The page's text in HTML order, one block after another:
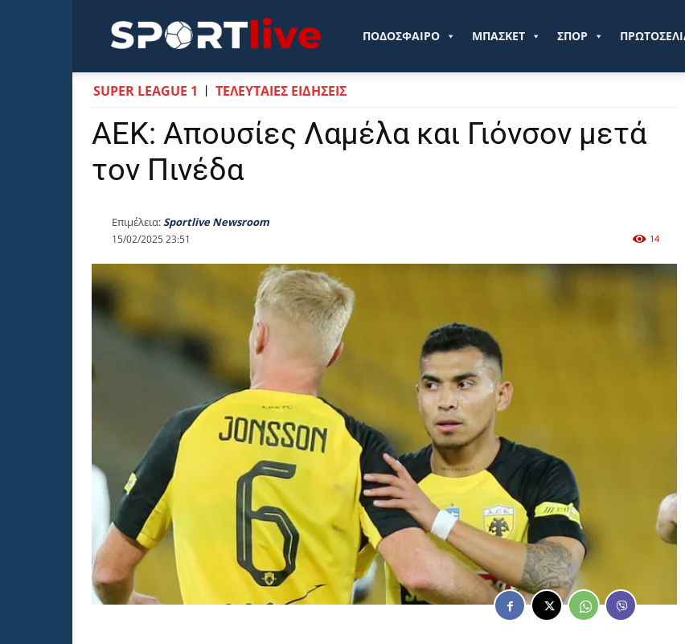
Sportlive.grΠΟΔΟΣΦΑΙΡΟ ΜΠΑΣΚΕΤ ΣΠΟΡ
SUPER LEAGUE 1 ΤΕΛΕΥΤΑΙΕΣ ΕΙΔΗΣΕΙΣ
ΑΕΚ: Απουσίες Λαμέλα και Γιόνσον μετά
τον Πινέδα
Επιμέλεια:Sportlive Newsroom
15/02/2025 23:51 14